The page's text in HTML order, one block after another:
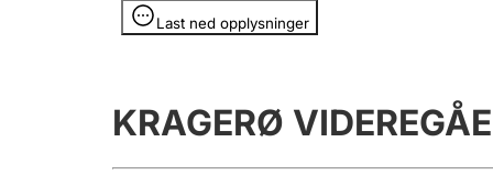
Last ned opplysninger
Opplysninger er skjult
KRAGERØ